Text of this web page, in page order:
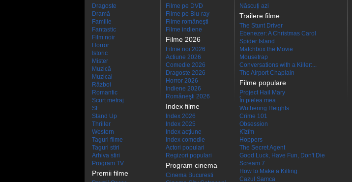
Dragoste
Dramă
Familie
Fantastic
Film noir
Horror
Istoric
Mister
Muzică
Muzical
Război
Romantic
Scurt metraj
SF
Stand Up
Thriller
Western
Taguri filme
Taguri stiri
Arhiva stiri
Program TV
Premii filme
Filme pe DVD
Filme pe Blu-ray
Filme româneşti
Filme indiene
Filme 2026
Filme noi 2026
Actiune 2026
Comedie 2026
Dragoste 2026
Horror 2026
Indiene 2026
Româneşti 2026
Index filme
Index 2026
Index 2025
Index acţiune
Index comedie
Actori populari
Regizori populari
Program cinema
Cinema Bucuresti
Născuţi azi
Trailere filme
The Stunt Driver
Ebenezer: A Christmas Carol
Spider Island
Matchbox the Movie
Mousetrap
Conversations with a Killer:...
The Airport Chaplain
Filme populare
Project Hail Mary
În pielea mea
Wuthering Heights
Crime 101
Obsession
Kîzîm
Hoppers
The Secret Agent
Good Luck, Have Fun, Don't Die
Scream 7
How to Make a Killing
Cazul Samca